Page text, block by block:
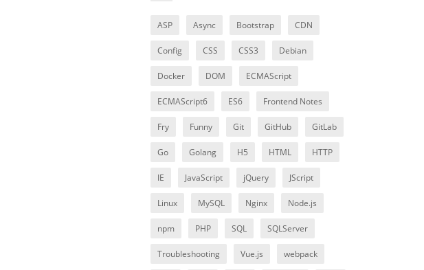
ASP Async Bootstrap CDN
Config CSS CSS3 Debian
Docker DOM ECMAScript
ECMAScript6 ES6 Frontend Notes
Fry Funny Git GitHub GitLab
Go Golang H5 HTML HTTP
IE JavaScript jQuery JScript
Linux MySQL Nginx Node.js
npm PHP SQL SQLServer
Troubleshooting Vue.js webpack